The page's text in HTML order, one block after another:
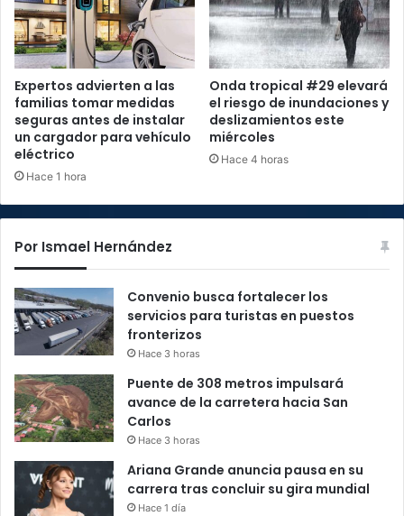
Expertos advierten a las
familias tomar medidas
seguras antes de instalar
un cargador para vehículo
eléctrico
Hace 1 hora
Onda tropical #29 elevará
el riesgo de inundaciones y
deslizamientos este
miércoles
Hace 4 horas
Por Ismael Hernández
Convenio busca fortalecer los
servicios para turistas en puestos
fronterizos
Hace 3 horas
Puente de 308 metros impulsará
avance de la carretera hacia San
Carlos
Hace 3 horas
Ariana Grande anuncia pausa en su
carrera tras concluir su gira mundial
Hace 1 día